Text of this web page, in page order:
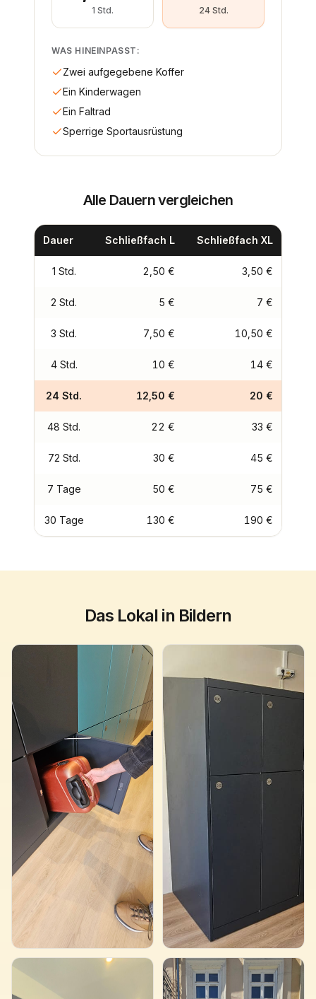
1 Std. 24 Std.
WAS HINEINPASST:
Zwei aufgegebene Koffer
Ein Kinderwagen
Ein Faltrad
Sperrige Sportausrüstung
Alle Dauern vergleichen
Dauer Schließfach L Schließfach XL
1 Std. 2,50 € 3,50 €
2 Std. 5 € 7 €
3 Std. 7,50 € 10,50 €
4 Std. 10 € 14 €
24 Std. 12,50 € 20 €
48 Std. 22 € 33 €
72 Std. 30 € 45 €
7 Tage 50 € 75 €
30 Tage 130 € 190 €
Das Lokal in Bildern